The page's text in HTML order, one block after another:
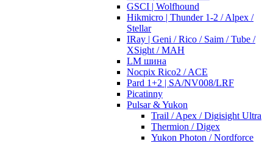
GSCI | Wolfhound
Hikmicro | Thunder 1-2 / Alpex /
Stellar
IRay | Geni / Rico / Saim / Tube /
XSight / MAH
LM шина
Nocpix Rico2 / ACE
Pard 1+2 | SA/NV008/LRF
Picatinny
Pulsar & Yukon
Trail / Apex / Digisight Ultra
Thermion / Digex
Yukon Photon / Nordforce